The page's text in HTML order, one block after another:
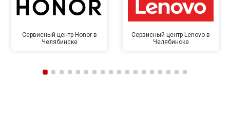
Сервисный центр Honor в
Челябинске
Сервисный центр Lenovo в
Челябинске